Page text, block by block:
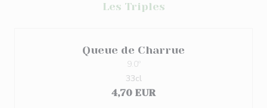
Les Triples
Queue de Charrue
9.0º
4,70 EUR
33cl